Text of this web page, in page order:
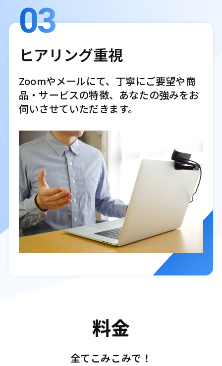
03
ヒアリング重視
Zoomやメールにて、丁寧にご要望や商
品・サービスの特徴、あなたの強みをお
伺いさせていただきます。
料金
全てこみこみで！